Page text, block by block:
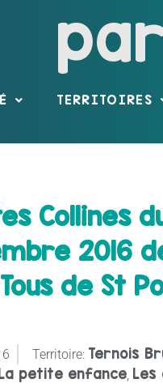
TERRITOIRES
Collines
2016
Tous de St
Territoire: Ternois
petite enfance